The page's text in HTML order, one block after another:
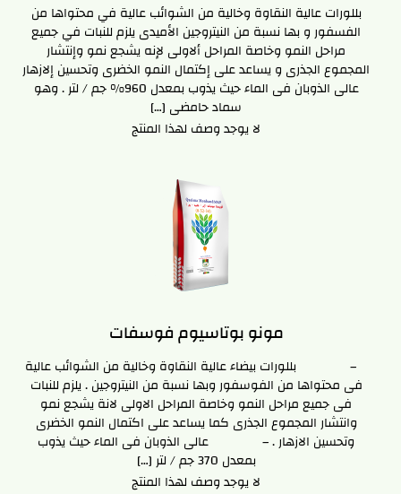
بللورات عالية النقاوة وخالية من الشوائب عالية في محتواها من
الفسفور و بها نسبة من النيتروجين الأميدى يلزم للنبات في جميع
مراحل النمو وخاصة المراحل ألاولى لإنه يشجع نمو وإنتشار
المجموع الجذرى و يساعد على إكتمال النمو الخضرى وتحسين إلازهار
عالى الذوبان فى الماء حيث يذوب بمعدل 960% جم / لتر . وهو
سماد حامضى […]
لا يوجد وصف لهذا المنتج
مونو بوتاسيوم فوسفات
– بللورات بيضاء عالية النقاوة وخالية من الشوائب عالية
فى محتواها من الفوسفور وبها نسبة من النيتروجين . يلزم للنبات
فى جميع مراحل النمو وخاصة المراحل الاولى لانة يشجع نمو
وانتشار المجموع الجذرى كما يساعد على اكتمال النمو الخضرى
وتحسين الازهار . – عالى الذوبان فى الماء حيث يذوب
بمعدل 370 جم / لتر […]
لا يوجد وصف لهذا المنتج